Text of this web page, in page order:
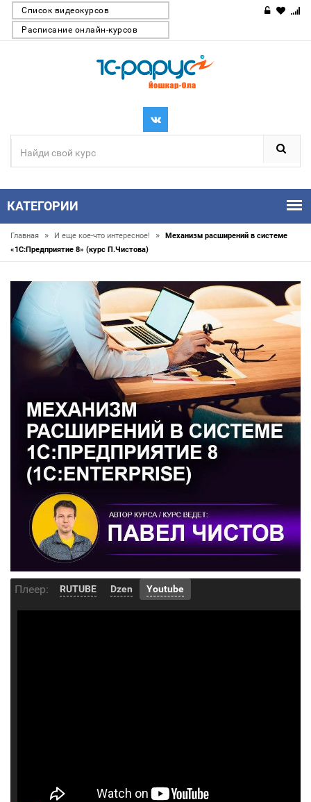
Список видеокурсов
Расписание онлайн-курсов
КАТЕГОРИИ
Главная » И еще кое-что интересное! »
Механизм расширений в системе
«1С:Предприятие 8» (курс П.Чистова)
Плеер: RUTUBE Dzen Youtube